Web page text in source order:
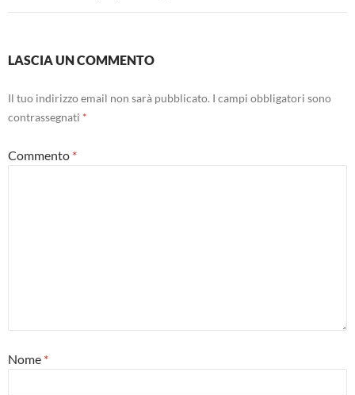
LASCIA UN COMMENTO
Il tuo indirizzo email non sarà pubblicato. I campi obbligatori sono
contrassegnati *
Commento *
Nome *